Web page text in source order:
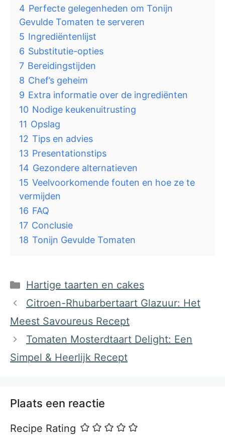
4 Perfecte gelegenheden om Tonijn
Gevulde Tomaten te serveren
5 Ingrediëntenlijst
6 Substitutie-opties
7 Bereidingstijden
8 Chef’s geheim
9 Extra informatie over de ingrediënten
10 Nodige keukenuitrusting
11 Opslag
12 Tips en advies
13 Presentationstips
14 Gezondere alternatieven
15 Veelvoorkomende fouten en hoe ze te
vermijden
16 FAQ
17 Conclusie
18 Tonijn Gevulde Tomaten
Categorieën
Hartige taarten en cakes
Citroen-Rhubarbertaart Glazuur: Het
Meest Savoureus Recept
Tomaten Mosterdtaart Delight: Een
Simpel & Heerlijk Recept
Plaats een reactie
Recipe Rating